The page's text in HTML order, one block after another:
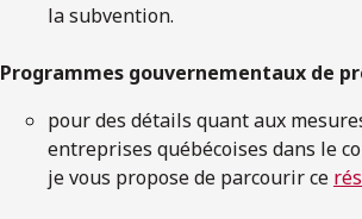
la subvention.
Programmes gouvernementaux de
pour des détails quant aux
entreprises québécoises dans le
je vous propose de parcourir ce